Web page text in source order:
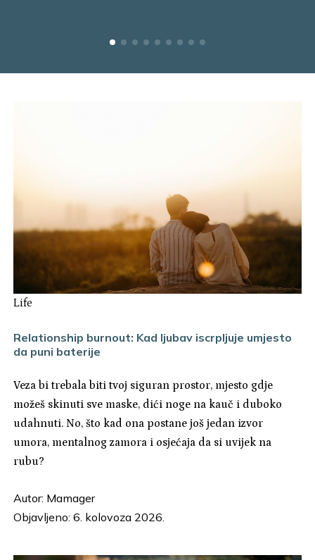
Life
Relationship burnout: Kad ljubav iscrpljuje umjesto
da puni baterije
Veza bi trebala biti tvoj siguran prostor, mjesto gdje
možeš skinuti sve maske, dići noge na kauč i duboko
udahnuti. No, što kad ona postane još jedan izvor
umora, mentalnog zamora i osjećaja da si uvijek na
rubu?
Autor: Mamager
Objavljeno: 6. kolovoza 2026.